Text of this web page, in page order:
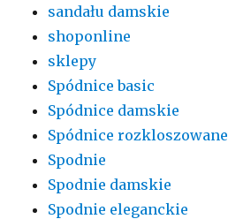
sandału damskie
shoponline
sklepy
Spódnice basic
Spódnice damskie
Spódnice rozkloszowane
Spodnie
Spodnie damskie
Spodnie eleganckie